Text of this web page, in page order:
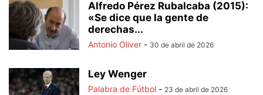
Alfredo Pérez Rubalcaba (2015):
«Se dice que la gente de
derechas...
Antonio Oliver - 30 de abril de 2026
Ley Wenger
Palabra de Fútbol - 23 de abril de 2026